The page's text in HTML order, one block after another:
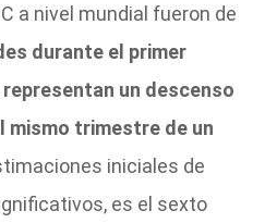
a nivel mundial fueron de
durante el primer
un descenso
mismo trimestre de un
iniciales de
es el sexto